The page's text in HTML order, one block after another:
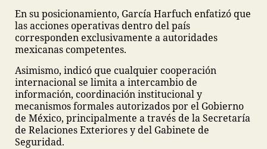
En su posicionamiento, García Harfuch enfatizó que
las acciones operativas dentro del país
corresponden exclusivamente a autoridades
mexicanas competentes.
Asimismo, indicó que cualquier cooperación
internacional se limita a intercambio de
información, coordinación institucional y
mecanismos formales autorizados por el Gobierno
de México, principalmente a través de la Secretaría
de Relaciones Exteriores y del Gabinete de
Seguridad.